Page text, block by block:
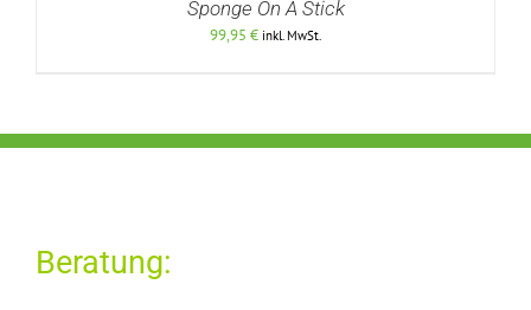
Sponge On A Stick
99,95 € inkl. MwSt.
Beratung: